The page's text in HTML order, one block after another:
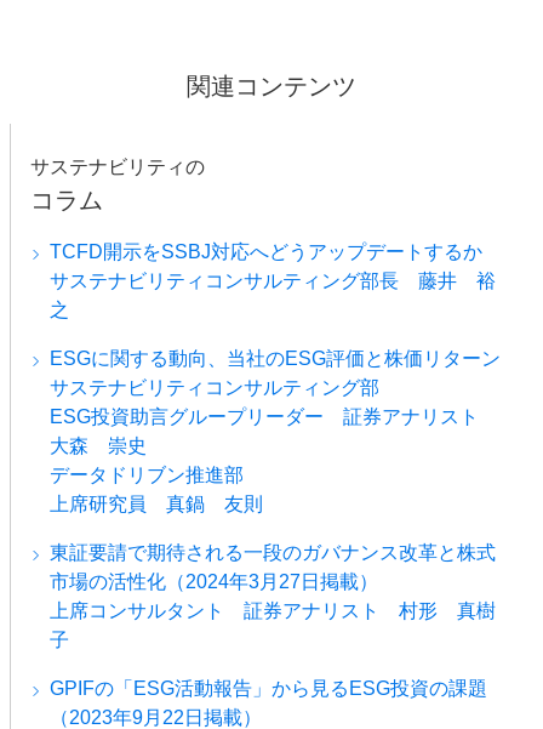
関連コンテンツ
サステナビリティの
コラム
TCFD開示をSSBJ対応へどうアップデートするか
サステナビリティコンサルティング部長 藤井 裕
之
ESGに関する動向、当社のESG評価と株価リターン
サステナビリティコンサルティング部
ESG投資助言グループリーダー 証券アナリスト
大森 崇史
データドリブン推進部
上席研究員 真鍋 友則
東証要請で期待される一段のガバナンス改革と株式
市場の活性化（2024年3月27日掲載）
上席コンサルタント 証券アナリスト 村形 真樹
子
GPIFの「ESG活動報告」から見るESG投資の課題
（2023年9月22日掲載）